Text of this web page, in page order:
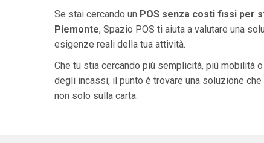
Se stai cercando un POS senza costi fissi per
Piemonte, Spazio POS ti aiuta a valutare una
esigenze reali della tua attività.
Che tu stia cercando più semplicità, più mobilità
degli incassi, il punto è trovare una soluzione
non solo sulla carta.